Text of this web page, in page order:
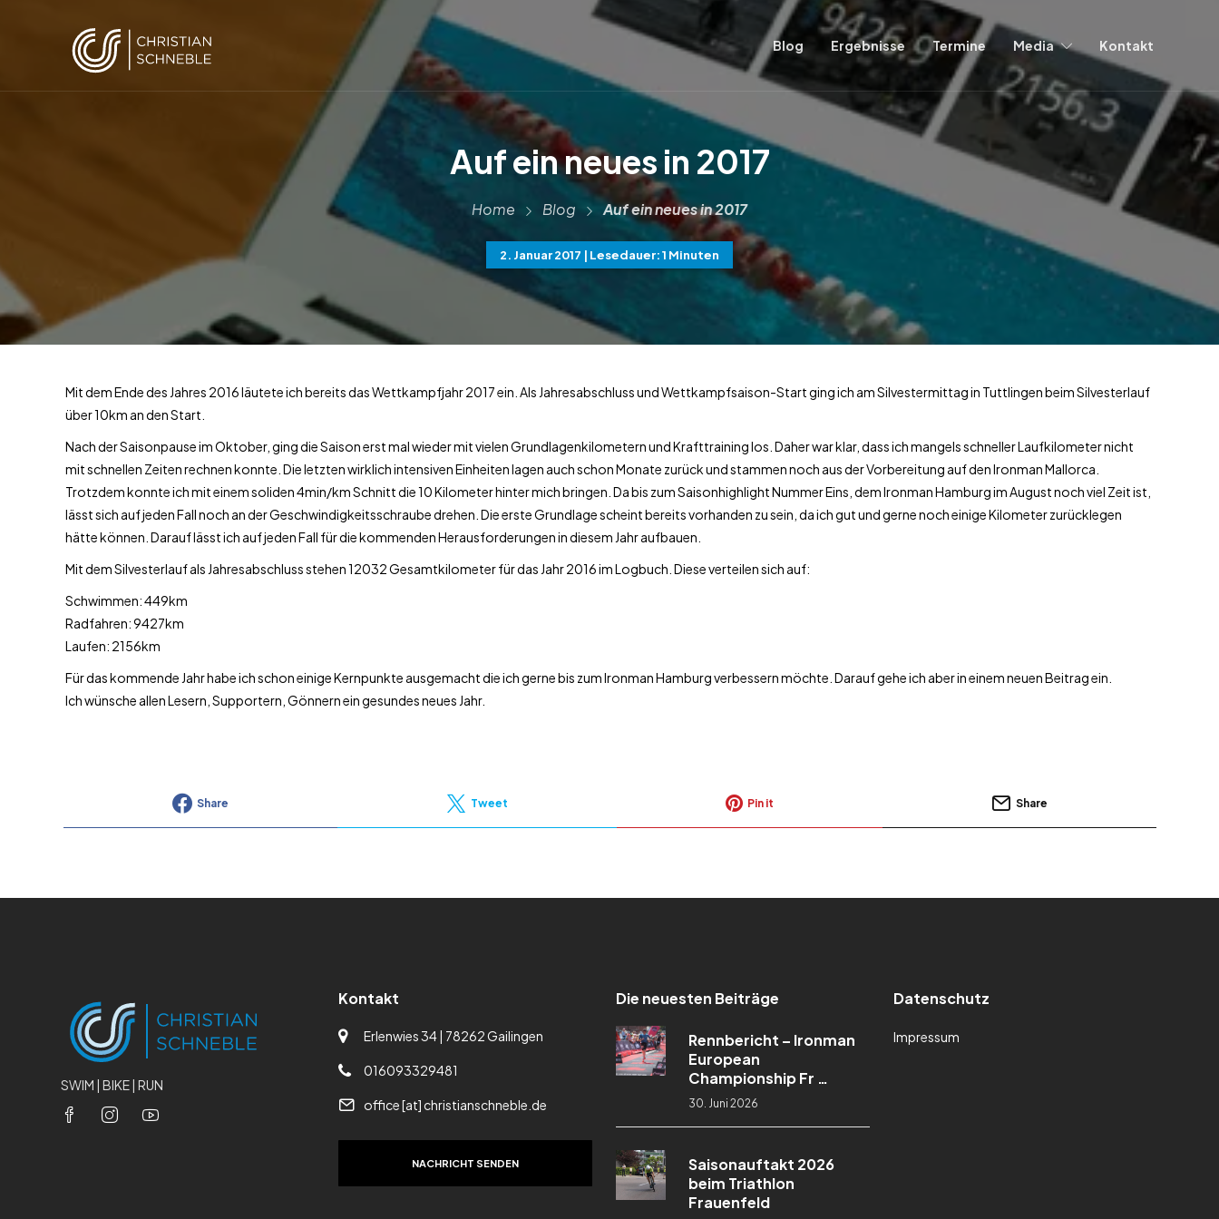
Blog Ergebnisse Termine Media Kontakt
Auf ein neues in 2017
Home Blog Auf ein neues in 2017
2. Januar 2017 | Lesedauer: 1 Minuten
Mit dem Ende des Jahres 2016 läutete ich bereits das Wettkampfjahr 2017 ein. Als Jahresabschluss und Wettkampfsaison-Start ging ich am Silvestermittag in Tuttlingen beim Silvesterlauf
über 10km an den Start.
Nach der Saisonpause im Oktober, ging die Saison erst mal wieder mit vielen Grundlagenkilometern und Krafttraining los. Daher war klar, dass ich mangels schneller Laufkilometer nicht
mit schnellen Zeiten rechnen konnte. Die letzten wirklich intensiven Einheiten lagen auch schon Monate zurück und stammen noch aus der Vorbereitung auf den Ironman Mallorca.
Trotzdem konnte ich mit einem soliden 4min/km Schnitt die 10 Kilometer hinter mich bringen. Da bis zum Saisonhighlight Nummer Eins, dem Ironman Hamburg im August noch viel Zeit ist,
lässt sich auf jeden Fall noch an der Geschwindigkeitsschraube drehen. Die erste Grundlage scheint bereits vorhanden zu sein, da ich gut und gerne noch einige Kilometer zurücklegen
hätte können. Darauf lässt ich auf jeden Fall für die kommenden Herausforderungen in diesem Jahr aufbauen.
Mit dem Silvesterlauf als Jahresabschluss stehen 12032 Gesamtkilometer für das Jahr 2016 im Logbuch. Diese verteilen sich auf:
Schwimmen: 449km
Radfahren: 9427km
Laufen: 2156km
Für das kommende Jahr habe ich schon einige Kernpunkte ausgemacht die ich gerne bis zum Ironman Hamburg verbessern möchte. Darauf gehe ich aber in einem neuen Beitrag ein.
Ich wünsche allen Lesern, Supportern, Gönnern ein gesundes neues Jahr.
Share Tweet Pin it Share
SWIM | BIKE | RUN
Kontakt
Erlenwies 34 | 78262 Gailingen
016093329481
office [at] christianschneble.de
NACHRICHT SENDEN
Die neuesten Beiträge
Rennbericht – Ironman
European
Championship Fr …
30. Juni 2026
Saisonauftakt 2026
beim Triathlon
Frauenfeld
Datenschutz
Impressum